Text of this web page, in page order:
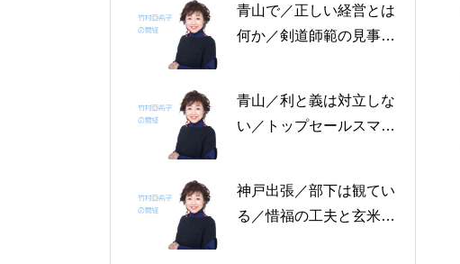
月3日の5日分の易経一日
一言
青山で／正しい経営とは
何か／剣道師範の見事な
日の5日分の易経一日一
言
青山／利と義は対立しな
い／トップセールスマン
の書～1月19日～24日の
6日分の易経一日一言
神戸出張／部下は観てい
る／惜福の工夫と玄米食